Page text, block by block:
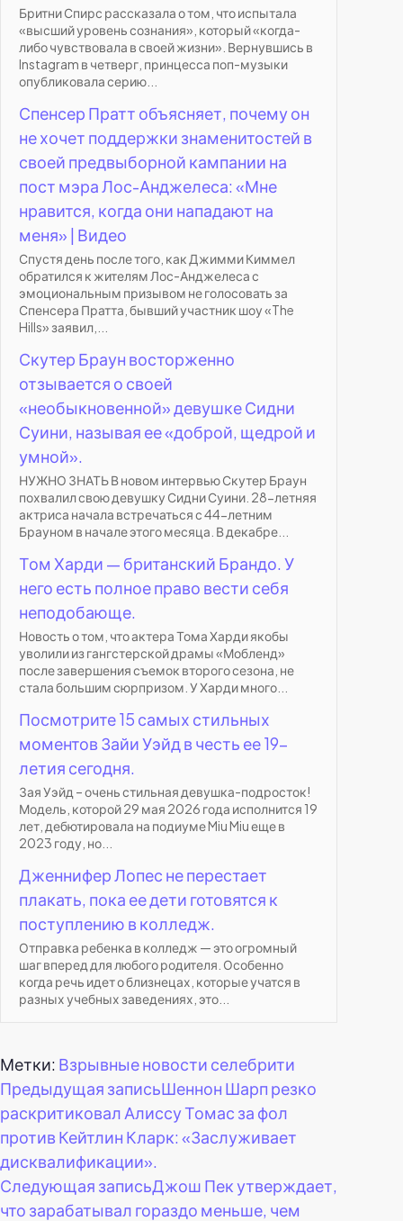
Бритни Спирс рассказала о том, что испытала
«высший уровень сознания», который «когда-
либо чувствовала в своей жизни». Вернувшись в
Instagram в четверг, принцесса поп-музыки
опубликовала серию...
Спенсер Пратт объясняет, почему он
не хочет поддержки знаменитостей в
своей предвыборной кампании на
пост мэра Лос-Анджелеса: «Мне
нравится, когда они нападают на
меня» | Видео
Спустя день после того, как Джимми Киммел
обратился к жителям Лос-Анджелеса с
эмоциональным призывом не голосовать за
Спенсера Пратта, бывший участник шоу «The
Hills» заявил,...
Скутер Браун восторженно
отзывается о своей
«необыкновенной» девушке Сидни
Суини, называя ее «доброй, щедрой и
умной».
НУЖНО ЗНАТЬ В новом интервью Скутер Браун
похвалил свою девушку Сидни Суини. 28-летняя
актриса начала встречаться с 44-летним
Брауном в начале этого месяца. В декабре...
Том Харди — британский Брандо. У
него есть полное право вести себя
неподобающе.
Новость о том, что актера Тома Харди якобы
уволили из гангстерской драмы «Мобленд»
после завершения съемок второго сезона, не
стала большим сюрпризом. У Харди много...
Посмотрите 15 самых стильных
моментов Зайи Уэйд в честь ее 19-
летия сегодня.
Зая Уэйд – очень стильная девушка-подросток!
Модель, которой 29 мая 2026 года исполнится 19
лет, дебютировала на подиуме Miu Miu еще в
2023 году, но...
Дженнифер Лопес не перестает
плакать, пока ее дети готовятся к
поступлению в колледж.
Отправка ребенка в колледж — это огромный
шаг вперед для любого родителя. Особенно
когда речь идет о близнецах, которые учатся в
разных учебных заведениях, это...
Метки: Взрывные новости селебрити
Навигация
по
записям
Предыдущая записьШеннон Шарп резко
раскритиковал Алиссу Томас за фол
против Кейтлин Кларк: «Заслуживает
дисквалификации».
Следующая записьДжош Пек утверждает,
что зарабатывал гораздо меньше, чем